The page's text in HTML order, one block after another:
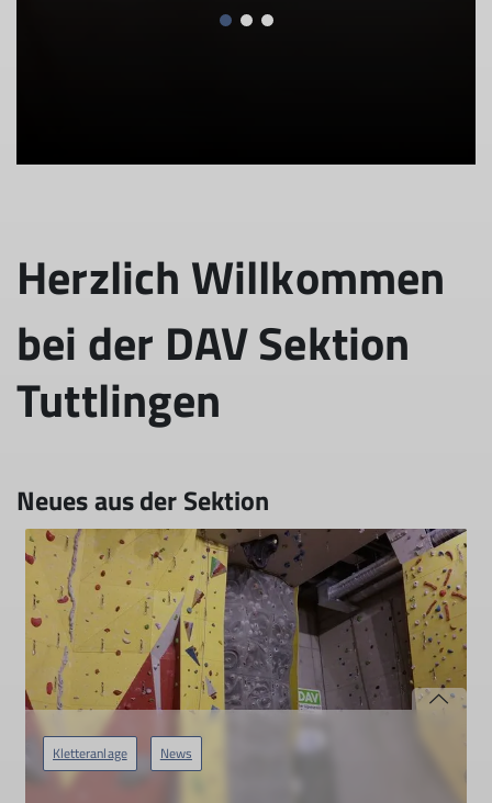
Herzlich Willkommen
bei der DAV Sektion
Tuttlingen
Neues aus der Sektion
Kletteranlage News